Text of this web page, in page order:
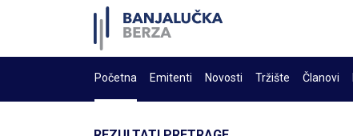
Početna Emitenti Novosti Tržište Članovi